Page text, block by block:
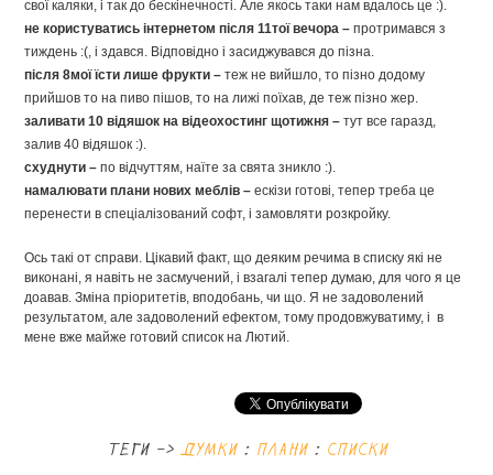
свої каляки, і так до бескінечності. Але якось таки нам вдалось це :).
не користуватись інтернетом після 11тої вечора –протримався з
тиждень :(, і здався. Відповідно і засиджувався до пізна.
після 8мої їсти лише фрукти –теж не вийшло, то пізно додому
прийшов то на пиво пішов, то на лижі поїхав, де теж пізно жер.
заливати 10 відяшок на відеохостинг щотижня –тут все гаразд,
залив 40 відяшок :).
схуднути –по відчуттям, наїте за свята зникло :).
намалювати плани нових меблів –ескізи готові, тепер треба це
перенести в спеціалізований софт, і замовляти розкройку.
Ось такі от справи. Цікавий факт, що деяким речима в списку які не
виконані, я навіть не засмучений, і взагалі тепер думаю, для чого я це
доавав. Зміна пріоритетів, вподобань, чи що. Я не задоволений
результатом, але задоволений ефектом, тому продовжуватиму, і в
мене вже майже готовий список на Лютий.
теги -> думки: плани: списки